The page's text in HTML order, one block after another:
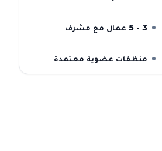
3 - 5 عمال مع مشرف
منظفات عضوية معتمدة